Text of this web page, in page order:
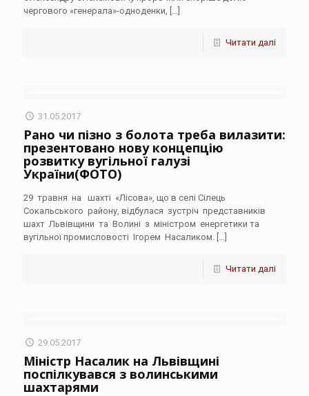
чергового «генерала»-одноденки, […]
Читати далі
31.05.2017
Рано чи пізно з болота треба вилазити:
презентовано нову концепцію
розвитку вугільної галузі
України(ФОТО)
29 травня на шахті «Лісова», що в селі Сілець
Сокальського району, відбулася зустріч представників
шахт Львівщини та Волині з міністром енергетики та
вугільної промисловості Ігорем Насаликом.[…]
Читати далі
29.05.2017
Міністр Насалик на Львівщині
поспілкувався з волинськими
шахтарями